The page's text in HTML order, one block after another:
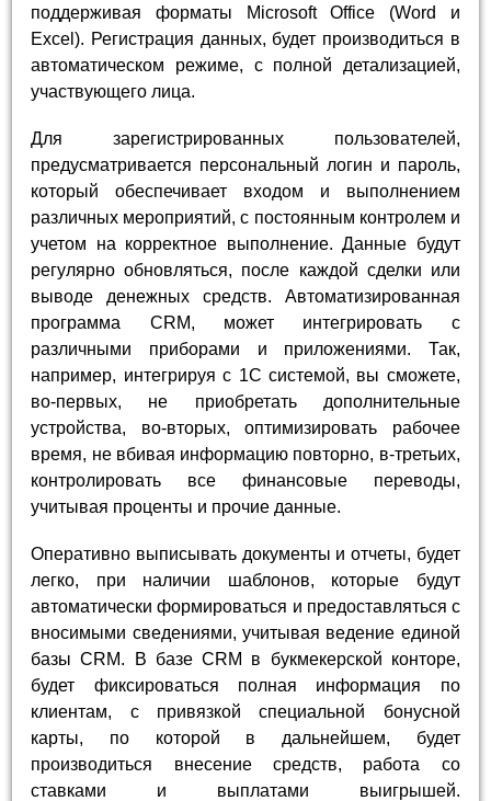
поддерживая форматы Microsoft Office (Word и
Excel). Регистрация данных, будет производиться в
автоматическом режиме, с полной детализацией,
участвующего лица.
Для зарегистрированных пользователей,
предусматривается персональный логин и пароль,
который обеспечивает входом и выполнением
различных мероприятий, с постоянным контролем и
учетом на корректное выполнение. Данные будут
регулярно обновляться, после каждой сделки или
выводе денежных средств. Автоматизированная
программа CRM, может интегрировать с
различными приборами и приложениями. Так,
например, интегрируя с 1С системой, вы сможете,
во-первых, не приобретать дополнительные
устройства, во-вторых, оптимизировать рабочее
время, не вбивая информацию повторно, в-третьих,
контролировать все финансовые переводы,
учитывая проценты и прочие данные.
Оперативно выписывать документы и отчеты, будет
легко, при наличии шаблонов, которые будут
автоматически формироваться и предоставляться с
вносимыми сведениями, учитывая ведение единой
базы CRM. В базе CRM в букмекерской конторе,
будет фиксироваться полная информация по
клиентам, с привязкой специальной бонусной
карты, по которой в дальнейшем, будет
производиться внесение средств, работа со
ставками и выплатами выигрышей.